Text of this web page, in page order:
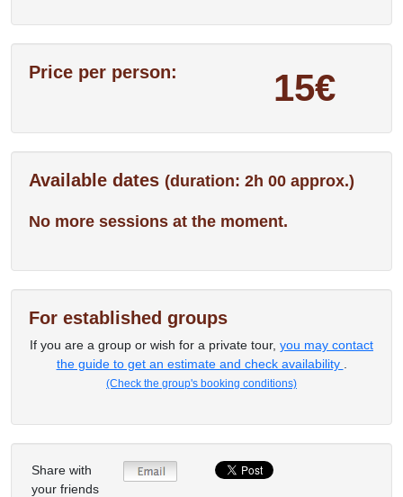
Price per person: 15€
Available dates (duration: 2h 00 approx.)
No more sessions at the moment.
For established groups
If you are a group or wish for a private tour, you may contact
the guide to get an estimate and check availability
(Check the group's booking conditions)
Share with
your friends